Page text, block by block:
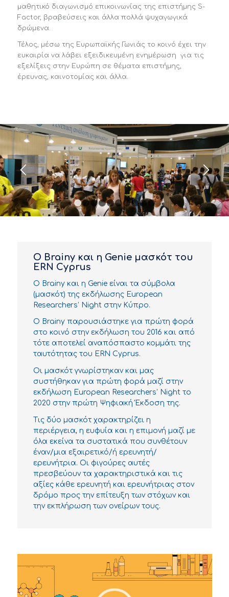
μαθητικό διαγωνισμό επικοινωνίας της επιστήμης S-
Factor, βραβεύσεις και άλλα πολλά ψυχαγωγικά
δρώμενα.
Τέλος, μέσω της Ευρωπαϊκής Γωνιάς το κοινό έχει την
ευκαιρία να λάβει εξειδικευμένη ενημέρωση για τις
εξελίξεις στην Ευρώπη σε θέματα επιστήμης,
έρευνας, καινοτομίας και άλλα.
1 2 4 5 6 7 8 9 10
Ο Brainy και η Genie μασκότ του
ERN Cyprus
Ο Brainy και η Genie είναι τα σύμβολα
(μασκότ) της εκδήλωσης European
Researchers’ Night στην Κύπρο.
Ο Brainy παρουσιάστηκε για πρώτη φορά
στο κοινό στην εκδήλωση του 2016 και από
τότε αποτελεί αναπόσπαστο κομμάτι της
ταυτότητας του ERN Cyprus.
Οι μασκότ γνωρίστηκαν και μας
συστήθηκαν για πρώτη φορά μαζί στην
εκδήλωση European Researchers’ Night το
2020 στην πρώτη Ψηφιακή Έκδοση της.
Τις δύο μασκότ χαρακτηρίζει η
περιέργεια, η ευφυία και η επιμονή μαζί με
όλα εκείνα τα συστατικά που συνθέτουν
έναν/μια εξαιρετικό/ή ερευνητή/
ερευνήτρια. Οι φιγούρες αυτές
πρεσβεύουν τα χαρακτηριστικά και τις
αξίες κάθε ερευνητή και ερευνήτριας στον
δρόμο προς την επίτευξη των στόχων και
την εκπλήρωση των ονείρων τους.